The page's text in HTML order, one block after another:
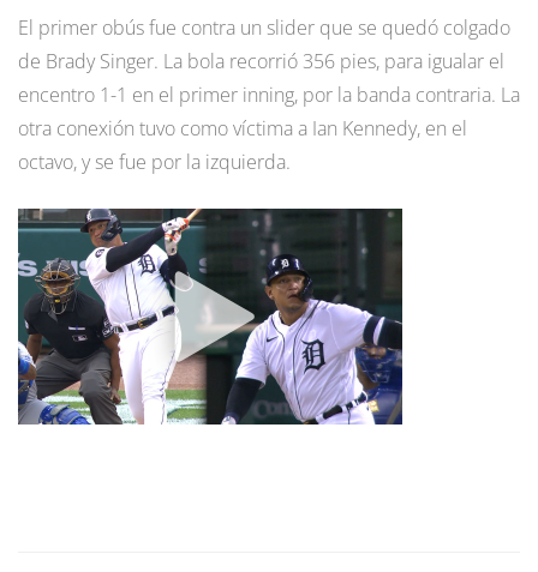
El primer obús fue contra un slider que se quedó colgado
de Brady Singer. La bola recorrió 356 pies, para igualar el
encentro 1-1 en el primer inning, por la banda contraria. La
otra conexión tuvo como víctima a Ian Kennedy, en el
octavo, y se fue por la izquierda.